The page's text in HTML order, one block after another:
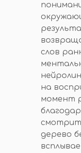
слов
на
момент
дерево